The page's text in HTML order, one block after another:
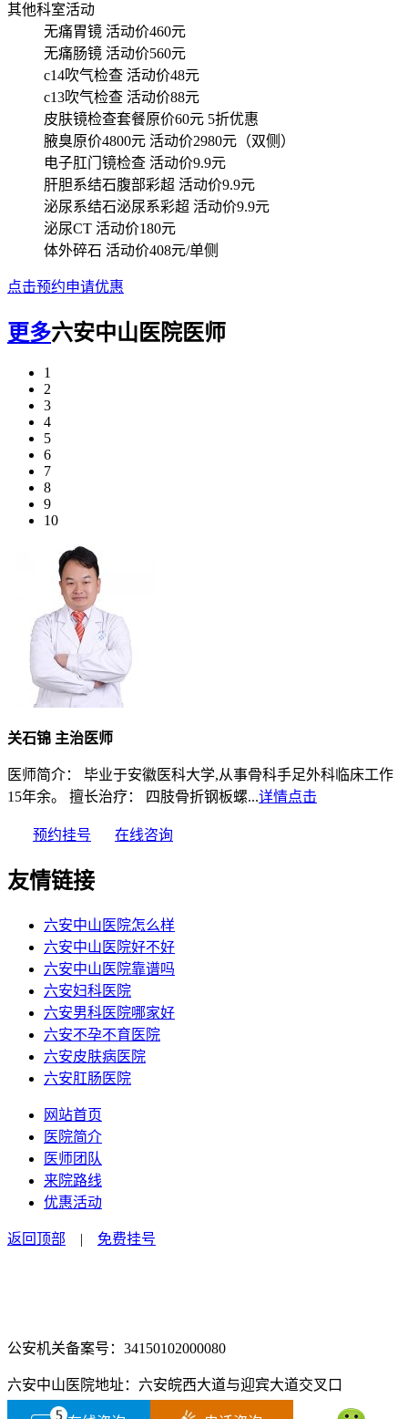
其他科室活动
无痛胃镜 活动价460元
无痛肠镜 活动价560元
c14吹气检查 活动价48元
c13吹气检查 活动价88元
皮肤镜检查套餐原价60元 5折优惠
腋臭原价4800元 活动价2980元（双侧）
电子肛门镜检查 活动价9.9元
肝胆系结石腹部彩超 活动价9.9元
泌尿系结石泌尿系彩超 活动价9.9元
泌尿CT 活动价180元
体外碎石 活动价408元/单侧
点击预约申请优惠
更多六安中山医院医师
1
2
3
4
5
6
7
8
9
10
关石锦 主治医师
医师简介： 毕业于安徽医科大学,从事骨科手足外科临床工作
15年余。 擅长治疗： 四肢骨折钢板螺...详情点击
预约挂号 在线咨询
友情链接
六安中山医院怎么样
六安中山医院好不好
六安中山医院靠谱吗
六安妇科医院
六安男科医院哪家好
六安不孕不育医院
六安皮肤病医院
六安肛肠医院
网站首页
医院简介
医师团队
来院路线
优惠活动
返回顶部 | 免费挂号
公安机关备案号：34150102000080
六安中山医院地址：六安皖西大道与迎宾大道交叉口